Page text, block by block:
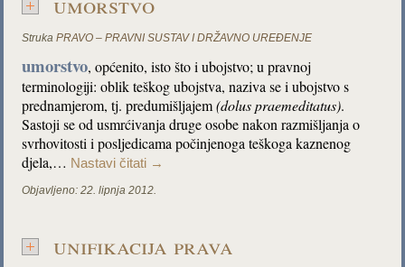
Struka PRAVO – PRAVNI SUSTAV I DRŽAVNO UREĐENJE
umorstvo, općenito, isto što i ubojstvo; u pravnoj
terminologiji: oblik teškog ubojstva, naziva se i ubojstvo s
prednamjerom, tj. predumišljajem(dolus praemeditatus).
Sastoji se od usmrćivanja druge osobe nakon razmišljanja o
svrhovitosti i posljedicama počinjenoga teškoga kaznenog
djela,… Nastavi čitati →
Objavljeno: 22. lipnja 2012.
unifikacija prava